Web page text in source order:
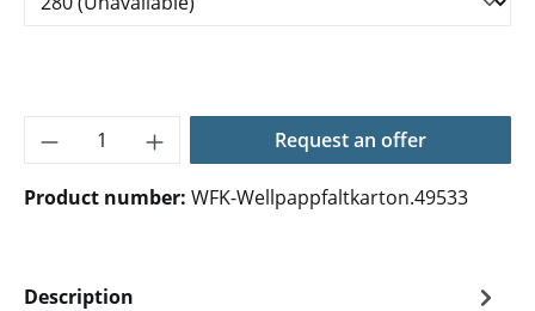
Product Quantity: Enter the desired
Request an offer
Product number: WFK-Wellpappfaltkarton.49533
Description